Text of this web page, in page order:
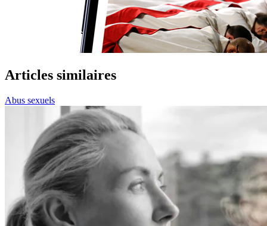
Articles similaires
Abus sexuels